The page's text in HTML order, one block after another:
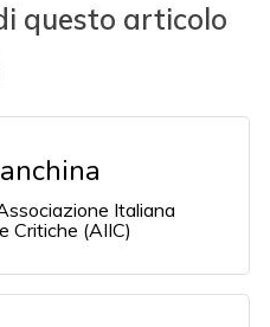
questo articolo
Italiana
Critiche (AIIC)